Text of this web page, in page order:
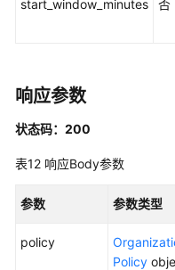
start_window_minutes 否
响应参数
状态码：200
表12 响应Body参数
参数 参数类型
policy
Policy